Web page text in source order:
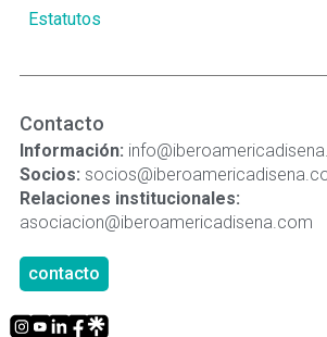
Estatutos
Contacto
Información:
Socios:
Relaciones institucionales:
asociacion@iberoamericadisena.com
contacto